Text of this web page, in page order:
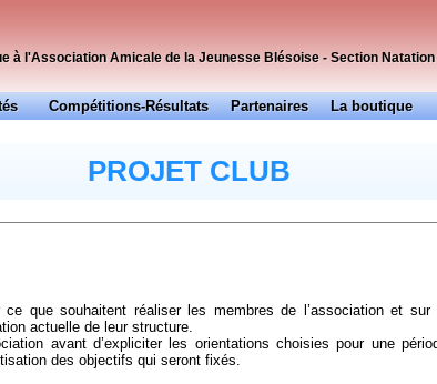
à l'Association Amicale de la Jeunesse Blésoise - Section Natation
Compétitions-Résultats
Presse
Partenaires La boutique
PROJET CLUB
que souhaitent réaliser les membres de l’association et sur
actuelle de leur structure.
avant d’expliciter les orientations choisies pour une
des objectifs qui seront fixés.